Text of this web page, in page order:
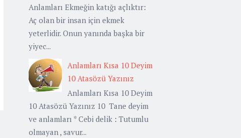
Anlamları Ekmeğin katığı açlıktır:
Aç olan bir insan için ekmek
yeterlidir. Onun yanında başka bir
yiyec...
Anlamları Kısa 10 Deyim
10 Atasözü Yazınız
Anlamları Kısa 10 Deyim
10 Atasözü Yazınız 10 Tane deyim
ve anlamları * Cebi delik : Tutumlu
olmayan , savur...